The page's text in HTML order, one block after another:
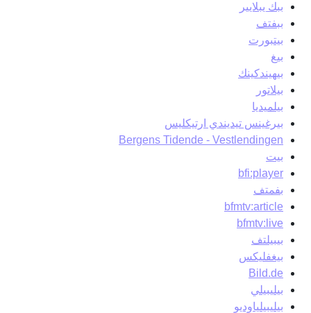
ببك يبلايير
ببفتف
بيتبورت
بيغ
بيهيندكينك
بيلاتور
بيلميديا
بيرغينس تيديندي ارتيكليس
Bergens Tidende - Vestlendingen
بيت
bfi:player
بفمتف
bfmtv:article
bfmtv:live
بيبيلتف
بيغفليكس
Bild.de
بيليبيلي
بيليبيلياوديو